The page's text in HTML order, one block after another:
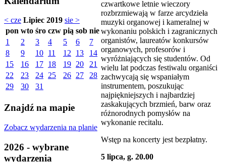
< cze Lipiec 2019 sie >
pon wto śro czw pią sob nie
1
2 3 4 5 6
7
8
9 10 11 12 13
14
15
16 17 18 19 20
21
22
23 24 25 26 27
28
29
30 31
Znajdź na mapie
Zobacz wydarzenia na planie
2026 - wybrane
wydarzenia
czwartkowe letnie wieczory
rozbrzmiewają w farze arcydzieła
muzyki organowej i kameralnej w
wykonaniu polskich i zagranicznych
organistów, laureatów konkursów
organowych, profesorów i
wyróżniających się studentów. Od
wielu lat podczas festiwalu organiści
zachwycają się wspaniałym
instrumentem, poszukując
najpiękniejszych i najbardziej
zaskakujących brzmień, barw oraz
różnorodnych pomysłów na
wykonanie recitalu.
Wstęp na koncerty jest bezpłatny.
5 lipca, g. 20.00